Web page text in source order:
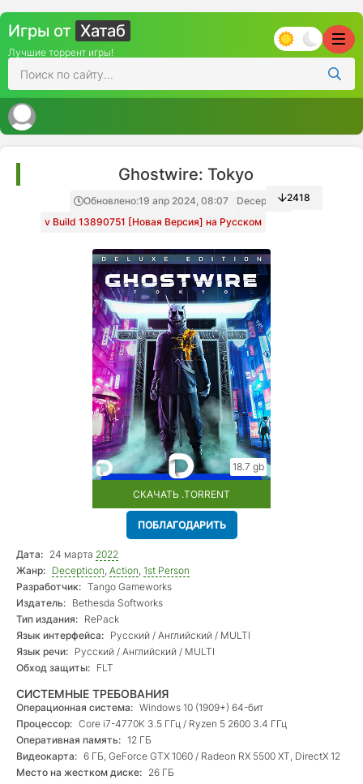
Игры от Хатаб
Лучшие торрент игры!
Ghostwire: Tokyo
Обновлено:19 апр 2024, 08:07
Decepticon
v Build 13890751 [Новая Версия] на Русском
2418
18.7 gb
СКАЧАТЬ .TORRENT
ПОБЛАГОДАРИТЬ
Дата: 24 марта 2022
Жанр: Decepticon, Action, 1st Person
Разработчик: Tango Gameworks
Издатель: Bethesda Softworks
Тип издания: RePack
Язык интерфейса: Русский / Английский / MULTI
Язык речи: Русский / Английский / MULTI
Обход защиты: FLT
СИСТЕМНЫЕ ТРЕБОВАНИЯ
Операционная система: Windows 10 (1909+) 64-бит
Процессор: Core i7-4770K 3.5 ГГц / Ryzen 5 2600 3.4 ГГц
Оперативная память: 12 ГБ
Видеокарта: 6 ГБ, GeForce GTX 1060 / Radeon RX 5500 XT, DirectX 12
Место на жестком диске: 26 ГБ